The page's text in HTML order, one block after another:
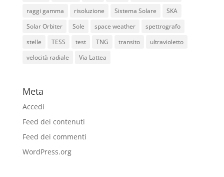
raggi gamma
risoluzione Sistema Solare
SKA
Solar Orbiter
Sole space weather
spettrografo
stelle
TESS test TNG transito
ultravioletto
velocità radiale
Via Lattea
Meta
Accedi
Feed dei contenuti
Feed dei commenti
WordPress.org